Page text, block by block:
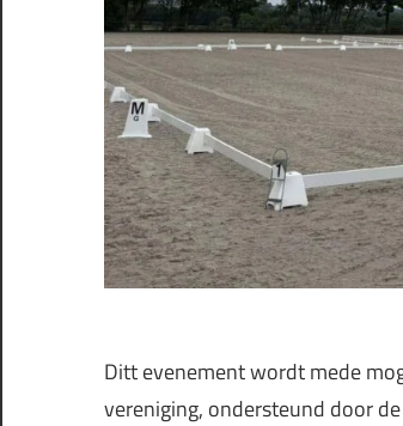
Ditt evenement wordt mede
vereniging, ondersteund door